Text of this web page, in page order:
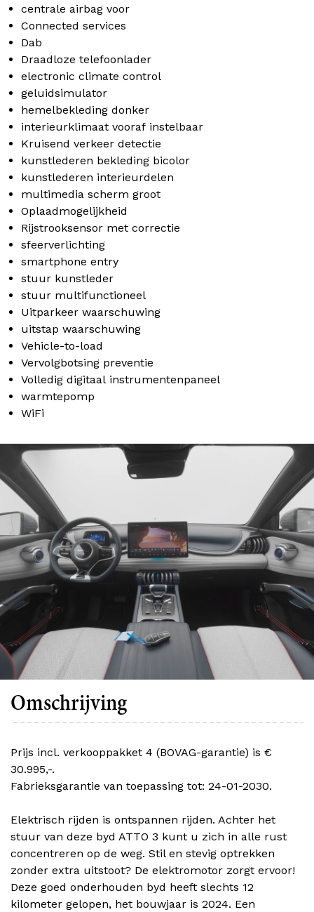
centrale airbag voor
Connected services
Dab
Draadloze telefoonlader
electronic climate control
geluidsimulator
hemelbekleding donker
interieurklimaat vooraf instelbaar
Kruisend verkeer detectie
kunstlederen bekleding bicolor
kunstlederen interieurdelen
multimedia scherm groot
Oplaadmogelijkheid
Rijstrooksensor met correctie
sfeerverlichting
smartphone entry
stuur kunstleder
stuur multifunctioneel
Uitparkeer waarschuwing
uitstap waarschuwing
Vehicle-to-load
Vervolgbotsing preventie
Volledig digitaal instrumentenpaneel
warmtepomp
WiFi
Omschrijving
Prijs incl. verkooppakket 4 (BOVAG-garantie) is €
30.995,-.
Fabrieksgarantie van toepassing tot: 24-01-2030.
Elektrisch rijden is ontspannen rijden. Achter het
stuur van deze byd ATTO 3 kunt u zich in alle rust
concentreren op de weg. Stil en stevig optrekken
zonder extra uitstoot? De elektromotor zorgt ervoor!
Deze goed onderhouden byd heeft slechts 12
kilometer gelopen, het bouwjaar is 2024. Een